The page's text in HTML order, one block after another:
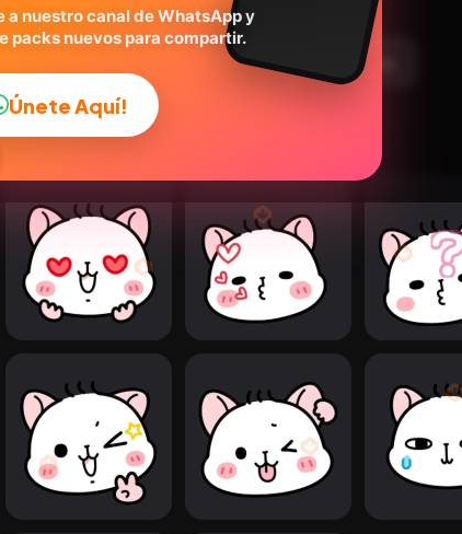
Agregar a favoritos
a nuestro canal de WhatsApp y
packs nuevos para compartir.
Únete Aquí!